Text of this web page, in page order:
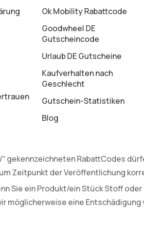
Ok Mobility Rabattcode
Goodwheel DE
Gutscheincode
Urlaub DE Gutscheine
Kaufverhalten nach
Geschlecht
Gutschein-Statistiken
Blog
gekennzeichneten RabattCodes
Zeitpunkt der Veröffentlichung
Sie ein Produkt/ein Stück Stoff
möglicherweise eine Entschädigung